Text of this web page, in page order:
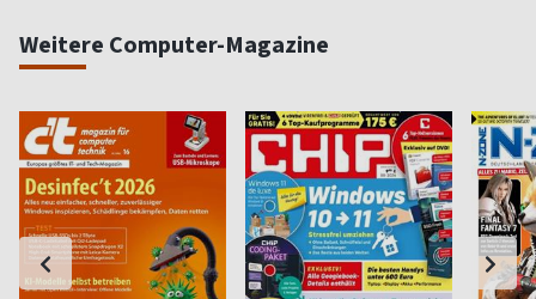
Weitere Computer-Magazine